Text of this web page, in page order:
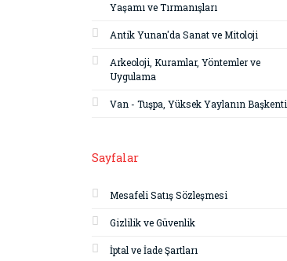
Yaşamı ve Tırmanışları
Antik Yunan'da Sanat ve Mitoloji
Arkeoloji, Kuramlar, Yöntemler ve
Uygulama
Van - Tuşpa, Yüksek Yaylanın Başkenti
Sayfalar
Mesafeli Satış Sözleşmesi
Gizlilik ve Güvenlik
İptal ve İade Şartları